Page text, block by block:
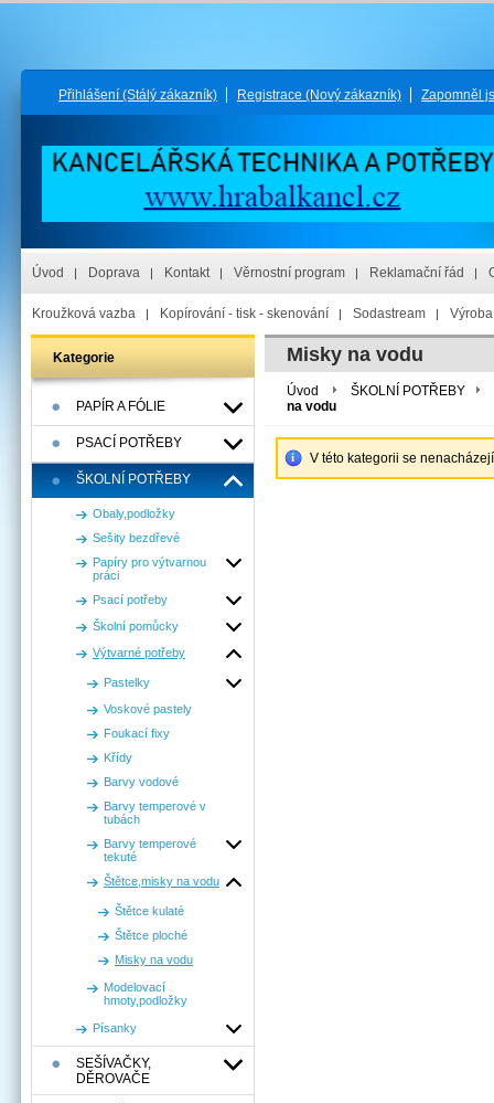
Přihlášení (Stálý zákazník) Registrace (Nový zákazník) Zapomněl
Úvod Doprava Kontakt Věrnostní program Reklamační řád
Kroužková vazba Kopírování - tisk - skenování Sodastream
Kategorie
PAPÍR A FÓLIE
PSACÍ POTŘEBY
ŠKOLNÍ POTŘEBY
Obaly,podložky
Sešity bezdřevé
Papíry pro výtvarnou
práci
Psací potřeby
Školní pomůcky
Výtvarné potřeby
Pastelky
Voskové pastely
Foukací fixy
Křídy
Barvy vodové
Barvy temperové v
tubách
Barvy temperové
tekuté
Štětce,misky na vodu
Štětce kulaté
Štětce ploché
Misky na vodu
Modelovací
hmoty,podložky
Písanky
SEŠÍVAČKY,
DĚROVAČE
Misky na vodu
Úvod
ŠKOLNÍ POTŘEBY
na vodu
V této kategorii se